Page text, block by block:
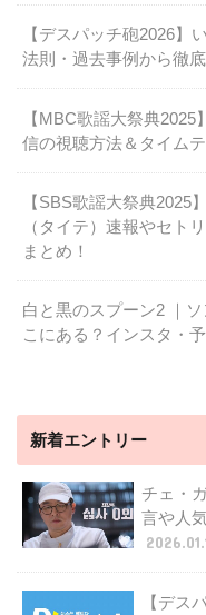
【デスパッチ砲2026】
法則・過去事例から徹底
【MBC歌謡大祭典
信の視聴方法＆タイム
【SBS歌謡大祭典2025
（タイテ）速報やセト
まとめ！
白と黒のスプーン2 ｜
こにある？インスタ・
新着エントリー
チェ・
言や人
【デス